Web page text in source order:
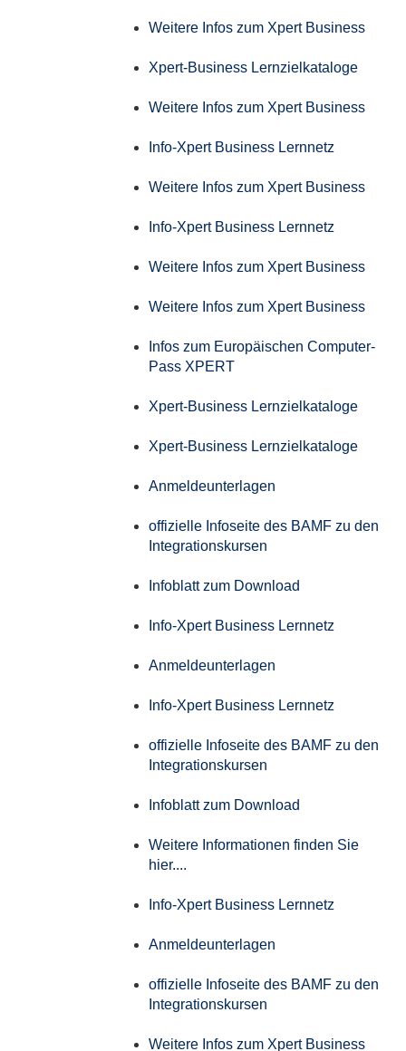
Weitere Infos zum Xpert Business
Xpert-Business Lernzielkataloge
Weitere Infos zum Xpert Business
Info-Xpert Business Lernnetz
Weitere Infos zum Xpert Business
Info-Xpert Business Lernnetz
Weitere Infos zum Xpert Business
Weitere Infos zum Xpert Business
Infos zum Europäischen Computer-
Pass XPERT
Xpert-Business Lernzielkataloge
Xpert-Business Lernzielkataloge
Anmeldeunterlagen
offizielle Infoseite des BAMF zu den
Integrationskursen
Infoblatt zum Download
Info-Xpert Business Lernnetz
Anmeldeunterlagen
Info-Xpert Business Lernnetz
offizielle Infoseite des BAMF zu den
Integrationskursen
Infoblatt zum Download
Weitere Informationen finden Sie
hier....
Info-Xpert Business Lernnetz
Anmeldeunterlagen
offizielle Infoseite des BAMF zu den
Integrationskursen
Weitere Infos zum Xpert Business